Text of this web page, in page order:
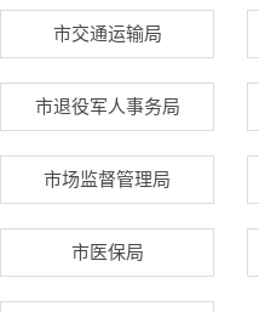
市交通运输局
市退役军人事务局
市场监督管理局
市医保局